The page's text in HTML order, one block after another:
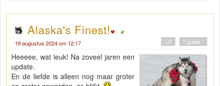
Alaska's Finest!
19 augustus 2024 om 12:17 " quote "
+0
Heeeee, wat leuk! Na zoveel jaren een
update.
En de liefde is alleen nog maar groter